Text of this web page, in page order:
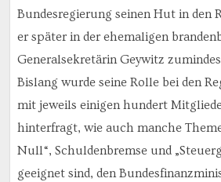
Bundesregierung seinen Hut in den
er später in der ehemaligen
Generalsekretärin Geywitz
Bislang wurde seine Rolle bei den
mit jeweils einigen hundert
hinterfragt, wie auch manche
Null“, Schuldenbremse und
geeignet sind, den